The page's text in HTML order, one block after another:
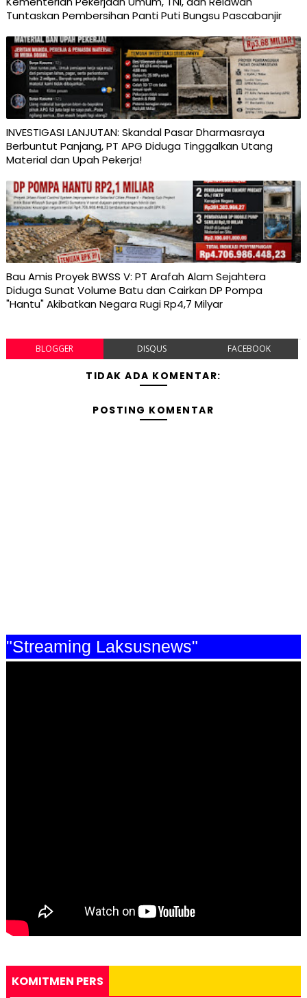
Tuntaskan Pembersihan Panti Puti Bungsu Pascabanjir
INVESTIGASI LANJUTAN: Skandal Pasar Dharmasraya
Berbuntut Panjang, PT APG Diduga Tinggalkan Utang
Material dan Upah Pekerja! ​
Bau Amis Proyek BWSS V: PT Arafah Alam Sejahtera
Diduga Sunat Volume Batu dan Cairkan DP Pompa
"Hantu" Akibatkan Negara Rugi Rp4,7 Milyar
BLOGGER DISQUS FACEBOOK
TIDAK ADA KOMENTAR:
POSTING KOMENTAR
"Streaming Laksusnews"
KOMITMEN PERS